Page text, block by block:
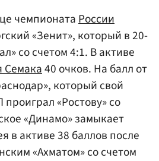
чемпионата России
«Зенит», который в 20-
со счетом 4:1. В активе
Семака40 очков. На балл от
который свой
«Ростову» со
«Динамо» замыкает
в активе 38 баллов после
«Ахматом» со счетом